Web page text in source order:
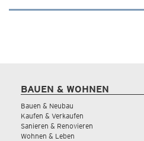
BAUEN & WOHNEN
Bauen & Neubau
Kaufen & Verkaufen
Sanieren & Renovieren
Wohnen & Leben